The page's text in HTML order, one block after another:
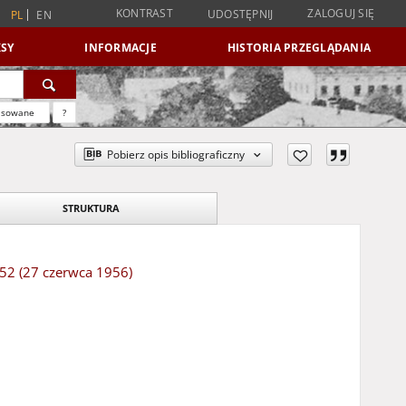
PL EN KONTRAST UDOSTĘPNIJ ZALOGUJ SIĘ
INFORMACJE HISTORIA PRZEGLĄDANIA
?
Pobierz opis bibliograficzny
STRUKTURA
(27 czerwca 1956)